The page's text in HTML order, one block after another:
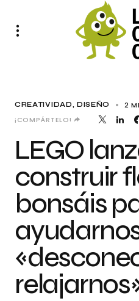
CREATIVIDAD DISEÑO
2
¡COMPÁRTELO!
LEGO
construir
bonsáis